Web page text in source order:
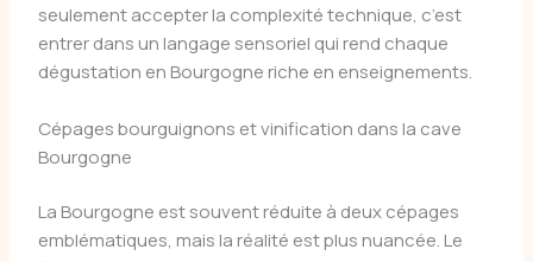
seulement accepter la complexité technique, c’est
entrer dans un langage sensoriel qui rend chaque
dégustation en Bourgogne riche en enseignements.
Cépages bourguignons et vinification dans la cave
Bourgogne
La Bourgogne est souvent réduite à deux cépages
emblématiques, mais la réalité est plus nuancée. Le